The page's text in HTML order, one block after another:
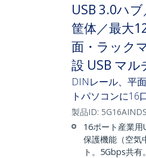
USB 3.0ハ
筐体／最大
面・ラック
設 USB マ
DINレール、平
トパソコンに16
製品ID:
16ポート産業
保護機能（空気
ト。5Gbps共